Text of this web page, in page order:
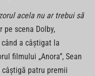
acela nu ar trebui să
pe scena Dolby,
a câştigat la
filmului „Anora”, Sean
câştigă patru premii